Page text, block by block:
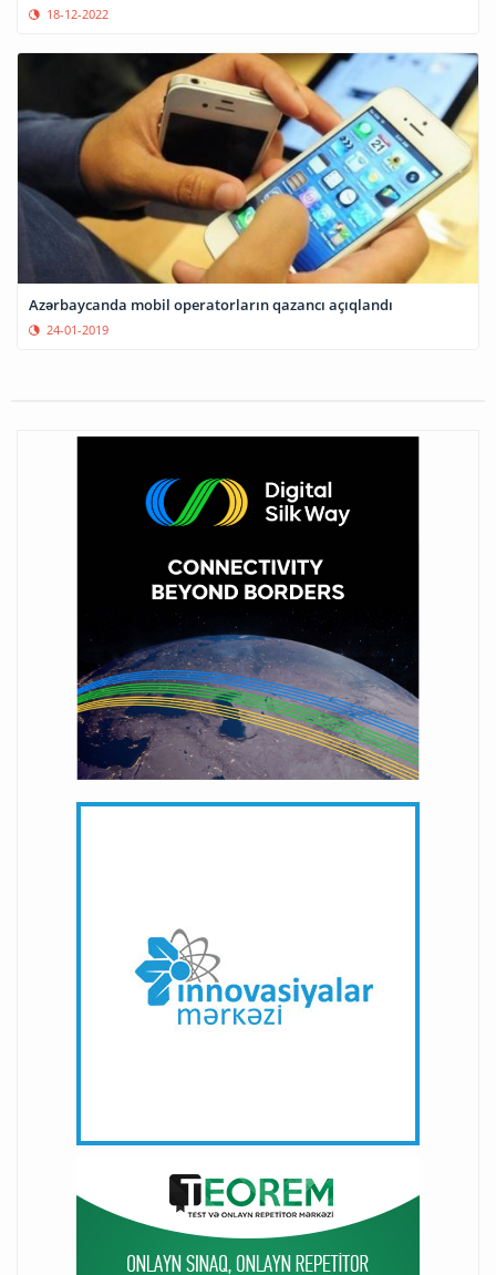
18-12-2022
Azərbaycanda mobil operatorların qazancı açıqlandı
24-01-2019